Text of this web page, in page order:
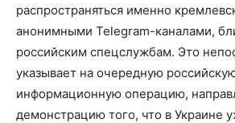
распространяться именно
анонимными Telegram-каналами,
российским спецслужбам. Это
указывает на очередную
информационную операцию,
демонстрацию того, что в Украине